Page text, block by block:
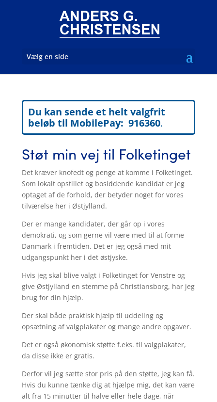
Vælg en side
Du kan sende et helt valgfrit
beløb til MobilePay: 916360.
Støt min vej til Folketinget
Det kræver knofedt og penge at komme i Folketinget.
Som lokalt opstillet og bosiddende kandidat er jeg
optaget af de forhold, der betyder noget for vores
tilværelse her i Østjylland.
Der er mange kandidater, der går op i vores
demokrati, og som gerne vil være med til at forme
Danmark i fremtiden. Det er jeg også med mit
udgangspunkt her i det østjyske.
Hvis jeg skal blive valgt i Folketinget for Venstre og
give Østjylland en stemme på Christiansborg, har jeg
brug for din hjælp.
Der skal både praktisk hjælp til uddeling og
opsætning af valgplakater og mange andre opgaver.
Det er også økonomisk støtte f.eks. til valgplakater,
da disse ikke er gratis.
Derfor vil jeg sætte stor pris på den støtte, jeg kan få.
Hvis du kunne tænke dig at hjælpe mig, det kan være
alt fra 15 minutter til halve eller hele dage, når